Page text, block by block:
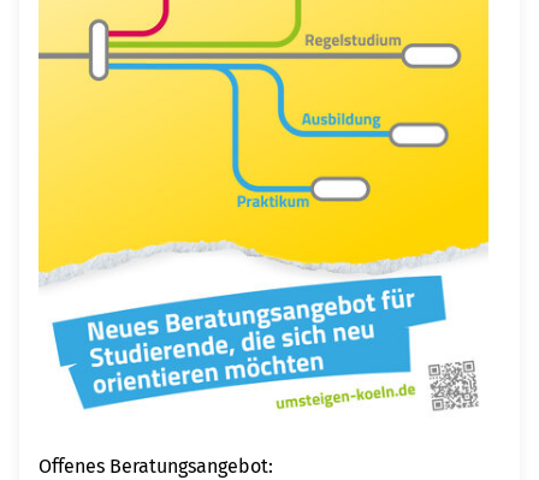
Offenes Beratungsangebot: